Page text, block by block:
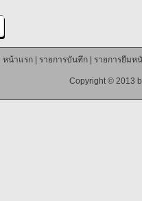
หน้าแรก| รายการบันทึก| รายการยืมห
Copyright © 2013